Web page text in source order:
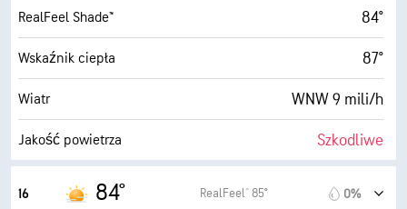
Wilgotność 44%
Punkt rosy 63° F
AccuLumen Brightness Index™ 9 (B. jasne)
Zachmurzenie 11%
RealFeel Shade™ 84°
Wskaźnik ciepła 87°
Wiatr WNW 9 mili/h
Jakość powietrza Szkodliwe
Maksymalny wskaźnik UV
16 84° RealFeel® 85° 0%